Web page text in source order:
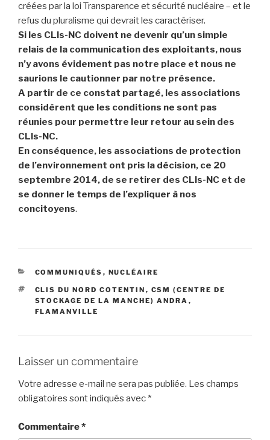
créées par la loi Transparence et sécurité nucléaire – et le
refus du pluralisme qui devrait les caractériser.
Si les CLIs-NC doivent ne devenir qu’un simple
relais de la communication des exploitants, nous
n’y avons évidement pas notre place et nous ne
saurions le cautionner par notre présence.
A partir de ce constat partagé, les associations
considèrent que les conditions ne sont pas
réunies pour permettre leur retour au sein des
CLIs-NC.
En conséquence, les associations de protection
de l’environnement ont pris la décision, ce 20
septembre 2014, de se retirer des CLIs-NC et de
se donner le temps de l’expliquer à nos
concitoyens.
CATÉGORIES
COMMUNIQUÉS , NUCLÉAIRE
ÉTIQUETTES
CLIS DU NORD COTENTIN , CSM (CENTRE DE
STOCKAGE DE LA MANCHE) ANDRA ,
FLAMANVILLE
Laisser un commentaire
Votre adresse e-mail ne sera pas publiée. Les champs
obligatoires sont indiqués avec *
Commentaire*